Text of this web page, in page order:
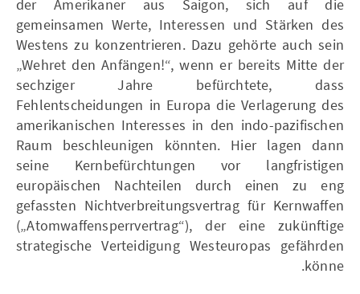
der Amerikaner aus Saigon, sich auf die
gemeinsamen Werte, Interessen und Stärken des
Westens zu konzentrieren. Dazu gehörte auch sein
„Wehret den Anfängen!“, wenn er bereits Mitte der
sechziger Jahre befürchtete, dass
Fehlentscheidungen in Europa die Verlagerung des
amerikanischen Interesses in den indo-pazifischen
Raum beschleunigen könnten. Hier lagen dann
seine Kernbefürchtungen vor langfristigen
europäischen Nachteilen durch einen zu eng
gefassten Nichtverbreitungsvertrag für Kernwaffen
(„Atomwaffensperrvertrag“), der eine zukünftige
strategische Verteidigung Westeuropas gefährden
könne.